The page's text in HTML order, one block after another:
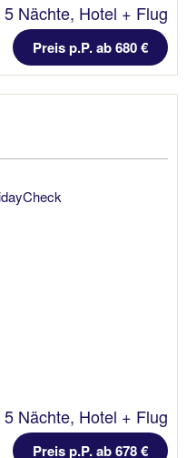
5 Nächte, Hotel + Flug
Preis p.P. ab 680 €
5 Nächte, Hotel + Flug
Preis p.P. ab 678 €